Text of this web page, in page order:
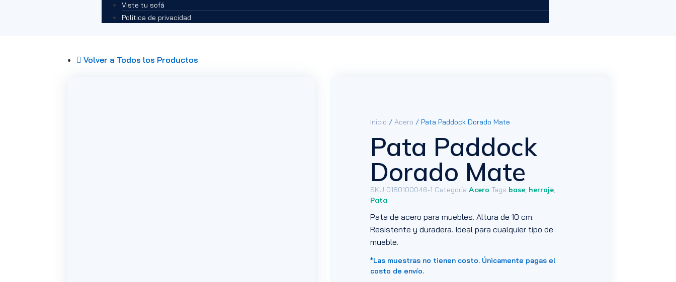
Viste tu sofá
Política de privacidad
Volver a Todos los Productos
Inicio / Acero / Pata Paddock Dorado Mate
Pata Paddock
Dorado Mate
SKU 0180100046-1 Categoría Acero Tags base, herraje,
Pata
Pata de acero para muebles. Altura de 10 cm.
Resistente y duradera. Ideal para cualquier tipo de
mueble.
*Las muestras no tienen costo. Únicamente pagas el
costo de envío.